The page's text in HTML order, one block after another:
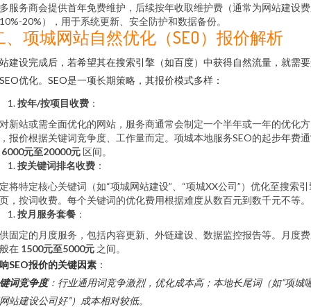
服务商会提供首年免费维护，后续按年收取维护费（通常为网站建设
20%），用于系统更新、安全防护和数据备份。
、项城网站自然优化（SEO）报价解析
建设完成后，若希望其在搜索引擎（如百度）中获得自然流量，就需
优化。SEO是一项长期策略，其报价模式多样：
按年/按项目收费 ：
新站或需全面优化的网站，服务商通常会制定一个半年或一年的优化方
报价根据关键词竞争度、工作量而定。项城本地服务SEO的起步年费
6000元至20000元 区间。
按关键词排名收费 ：
将特定核心关键词（如“项城网站建设”、“项城XX公司”）优化至搜索
，按词收费。每个关键词的优化费用根据难度从数百元到数千元不等。
按月服务套餐 ：
固定的月度服务，包括内容更新、外链建设、数据监控报告等。月度
在 1500元至5000元 之间。
SEO报价的关键因素 ：
词竞争度：行业通用词竞争激烈，优化成本高；本地长尾词（如“项城
站建设公司好”）成本相对较低。